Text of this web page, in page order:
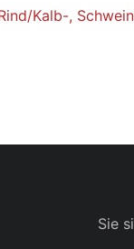
Kalb-,
Sie